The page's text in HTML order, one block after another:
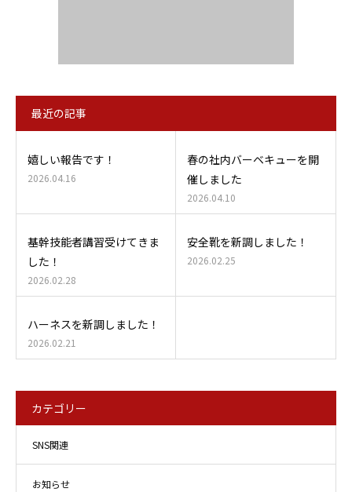
最近の記事
嬉しい報告です！
2026.04.16
春の社内バーベキューを開
催しました
2026.04.10
基幹技能者講習受けてきま
した！
2026.02.28
安全靴を新調しました！
2026.02.25
ハーネスを新調しました！
2026.02.21
カテゴリー
SNS関連
お知らせ